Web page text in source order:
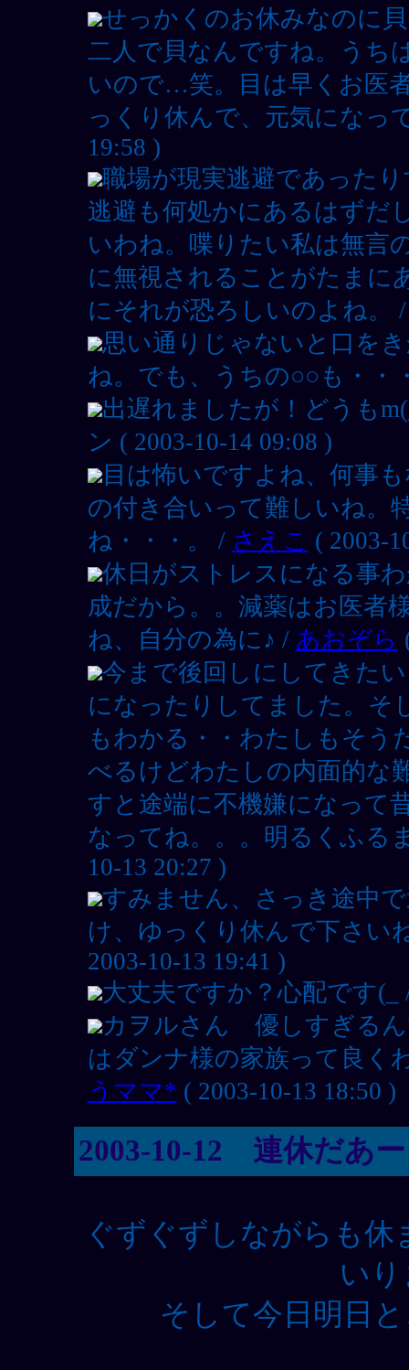
せっかくのお休みなのに
二人で貝なんですね。うち
いので…笑。目は早くお医
っくり休んで、元気になっ
19:58 )
職場が現実逃避であった
逃避も何処かにあるはずだ
いわね。喋りたい私は無言
に無視されることがたまに
にそれが恐ろしいのよね。
思い通りじゃないと口を
ね。でも、うちの○○も・・
出遅れましたが！どうも
ン ( 2003-10-14 09:08 )
目は怖いですよね、何事
の付き合いって難しいね。
ね・・・。 / さえこ ( 2003-
休日がストレスになる事
成だから。。減薬はお医者
ね、自分の為に♪ / あおぞら
今まで後回しにしてきた
になったりしてました。そ
もわかる・・わたしもそう
べるけどわたしの内面的な
すと途端に不機嫌になって
なってね。。。明るくふる
10-13 20:27 )
すみません、さっき途中
け、ゆっくり休んで下さ
2003-10-13 19:41 )
大丈夫ですか？心配です
カヲルさん 優しすぎる
はダンナ様の家族って良
うママ* ( 2003-10-13 18:50 )
2003-10-12 連休だあ
ぐずぐずしながらも
い
そして今日明日